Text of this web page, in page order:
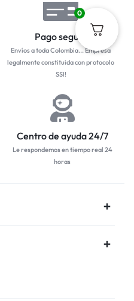
Pago seguro
Envíos a toda Colombia... Empresa
legalmente constituida con protocolo
SSl!
Centro de ayuda 24/7
Le respondemos en tiempo real 24
horas
0